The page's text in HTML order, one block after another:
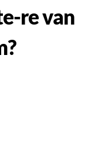
re van